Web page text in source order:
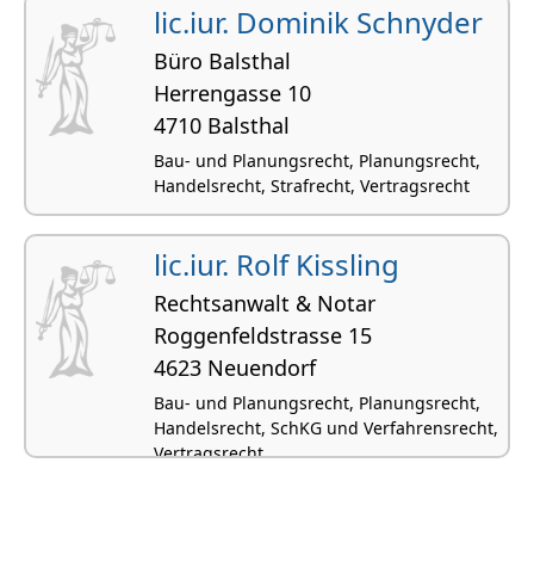
lic.iur. Dominik Schnyder
Büro Balsthal
Herrengasse 10
4710 Balsthal
Bau- und Planungsrecht, Planungsrecht,
Handelsrecht, Strafrecht, Vertragsrecht
lic.iur. Rolf Kissling
Rechtsanwalt & Notar
Roggenfeldstrasse 15
4623 Neuendorf
Bau- und Planungsrecht, Planungsrecht,
Handelsrecht, SchKG und Verfahrensrecht,
Vertragsrecht